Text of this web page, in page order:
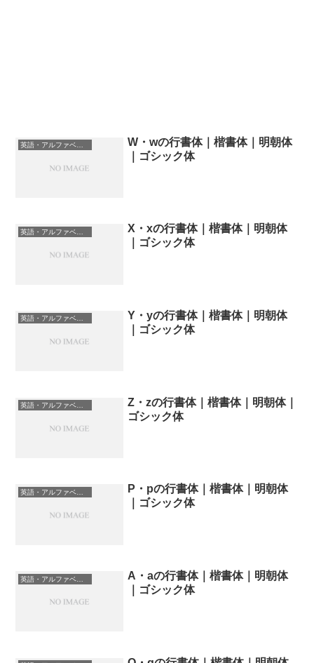
英語・アルファベットの書体一覧
W・wの行書体｜楷書体｜明朝体
｜ゴシック体
英語・アルファベットの書体一覧
X・xの行書体｜楷書体｜明朝体
｜ゴシック体
英語・アルファベットの書体一覧
Y・yの行書体｜楷書体｜明朝体
｜ゴシック体
英語・アルファベットの書体一覧
Z・zの行書体｜楷書体｜明朝体｜
ゴシック体
英語・アルファベットの書体一覧
P・pの行書体｜楷書体｜明朝体
｜ゴシック体
英語・アルファベットの書体一覧
A・aの行書体｜楷書体｜明朝体
｜ゴシック体